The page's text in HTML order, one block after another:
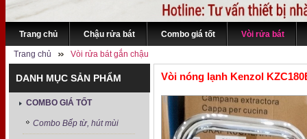
Trang chủ Chậu rửa bát Combo giá tốt Vòi rửa bát
Trang chủ Vòi rửa bát gắn chậu
DANH MỤC SẢN PHẨM
COMBO GIÁ TỐT
Combo Bếp từ, hút mùi
Vòi nóng lạnh Kenzol